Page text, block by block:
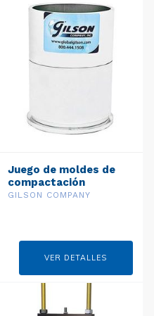
Juego de moldes de
compactación
Marshall de 4
GILSON COMPANY
VER DETALLES